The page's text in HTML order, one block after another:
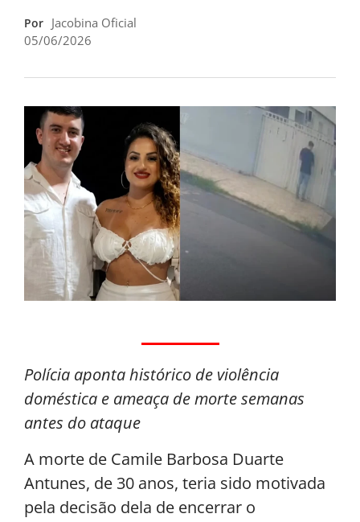
Por Jacobina Oficial
05/06/2026
Polícia aponta histórico de violência
doméstica e ameaça de morte semanas
antes do ataque
A morte de Camile Barbosa Duarte
Antunes, de 30 anos, teria sido motivada
pela decisão dela de encerrar o